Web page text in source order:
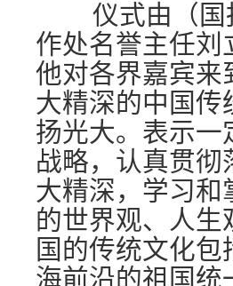
仪式由（国报
作处名誉主任刘
他对各界嘉宾来
大精深的中国传
扬光大。表示一
战略，认真贯彻
大精深，学习和
的世界观、人生
国的传统文化
海前沿的祖国统